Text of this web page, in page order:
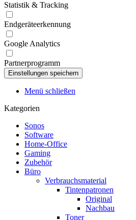
Statistik & Tracking
Endgeräteerkennung
Google Analytics
Partnerprogramm
Menü schließen
Kategorien
Sonos
Software
Home-Office
Gaming
Zubehör
Büro
Verbrauchsmaterial
Tintenpatronen
Original
Nachbau
Toner